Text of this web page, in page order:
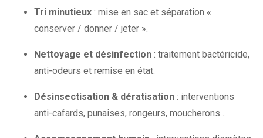
Tri minutieux : mise en sac et séparation «
conserver / donner / jeter ».
Nettoyage et désinfection : traitement bactéricide,
anti-odeurs et remise en état.
Désinsectisation & dératisation : interventions
anti-cafards, punaises, rongeurs, moucherons…